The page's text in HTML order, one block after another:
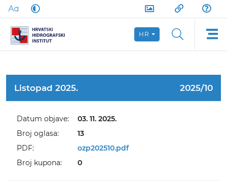
HR
Listopad 2025. 2025/10
Datum objave:
03. 11. 2025.
Broj oglasa:
13
PDF:
ozp202510.pdf
Broj kupona:
0